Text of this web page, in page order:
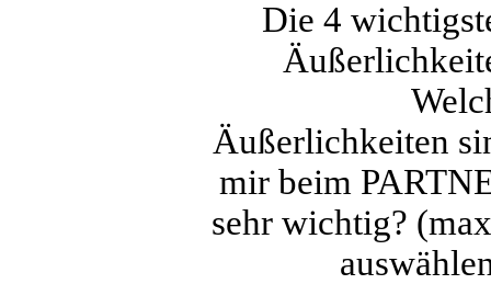
Die 4
Äußerlichkeiten
mir beim
sehr wichtig?